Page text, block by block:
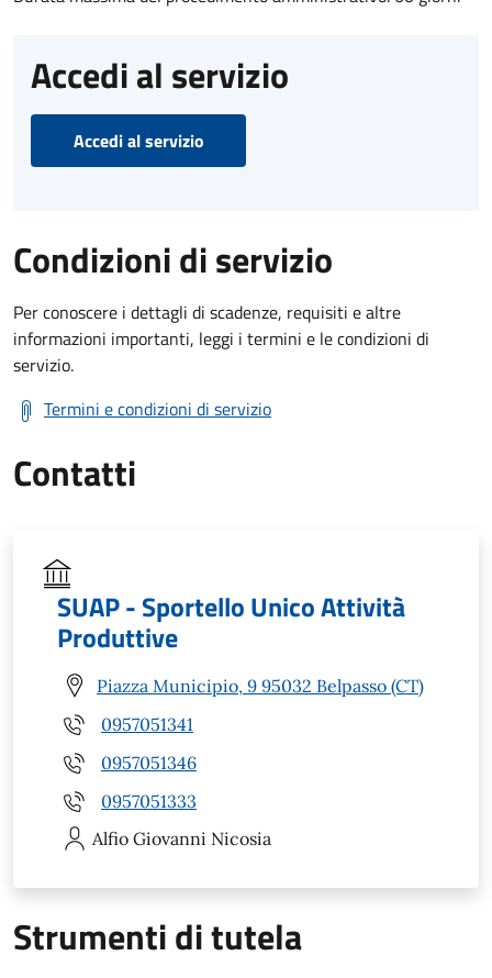
Accedi al servizio
Accedi al servizio
Condizioni di servizio
Per conoscere i dettagli di scadenze, requisiti e altre
informazioni importanti, leggi i termini e le condizioni di
servizio.
Termini e condizioni di servizio
Contatti
SUAP - Sportello Unico Attività
Produttive
Piazza Municipio, 9 95032 Belpasso (CT)
0957051341
0957051346
0957051333
Alfio Giovanni Nicosia
Strumenti di tutela